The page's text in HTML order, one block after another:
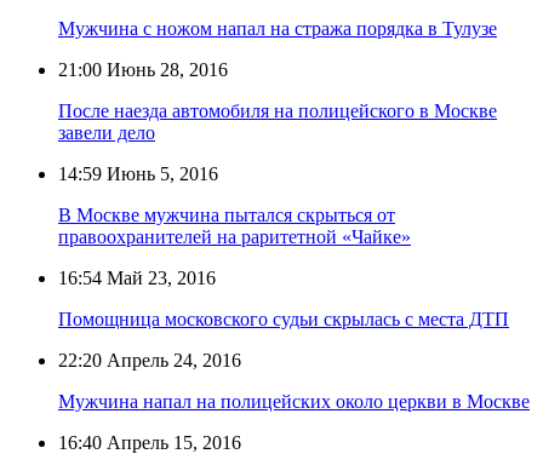
Мужчина с ножом напал на стража порядка в Тулузе
21:00 Июнь 28, 2016
После наезда автомобиля на полицейского в Москве
завели дело
14:59 Июнь 5, 2016
В Москве мужчина пытался скрыться от
правоохранителей на раритетной «Чайке»
16:54 Май 23, 2016
Помощница московского судьи скрылась с места ДТП
22:20 Апрель 24, 2016
Мужчина напал на полицейских около церкви в Москве
16:40 Апрель 15, 2016